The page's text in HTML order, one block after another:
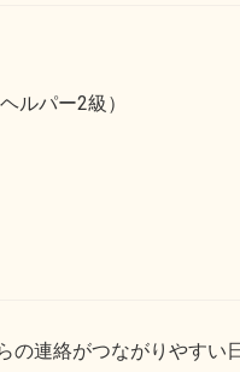
ルパー2級）
の連絡がつながりやすい